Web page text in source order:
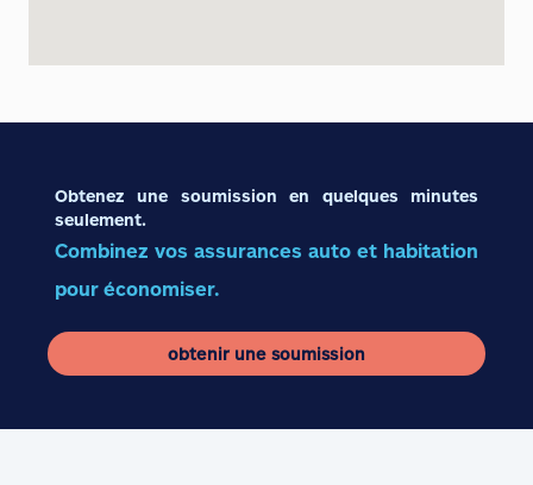
Obtenez une soumission en quelques minutes
seulement.
Combinez vos assurances auto et habitation
pour économiser.
obtenir une soumission